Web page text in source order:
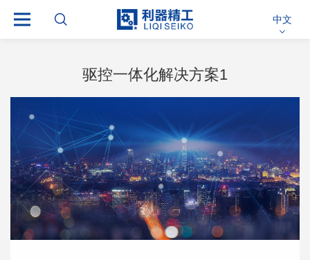
中文
驱控一体化解决方案1